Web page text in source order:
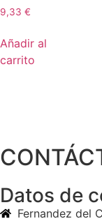
9,33 €
Añadir al
carrito
Datos de
Fernandez del